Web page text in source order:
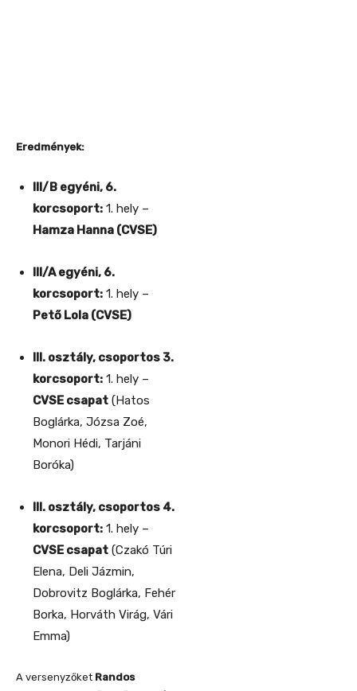
Eredmények:
III/B egyéni, 6.
korcsoport: 1. hely –
Hamza Hanna (CVSE)
III/A egyéni, 6.
korcsoport: 1. hely –
Pető Lola (CVSE)
III. osztály, csoportos 3.
korcsoport: 1. hely –
CVSE csapat (Hatos
Boglárka, Józsa Zoé,
Monori Hédi, Tarjáni
Boróka)
III. osztály, csoportos 4.
korcsoport: 1. hely –
CVSE csapat (Czakó Túri
Elena, Deli Jázmin,
Dobrovitz Boglárka, Fehér
Borka, Horváth Virág, Vári
Emma)
A versenyzőket Randos